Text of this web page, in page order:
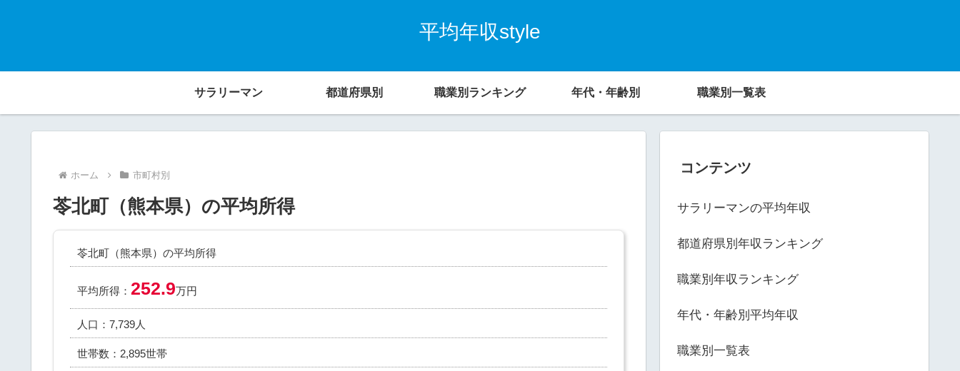
平均年収style
サラリーマン 都道府県別 職業別ランキング 年代・年齢別 職業別一覧表
ホーム 市町村別
苓北町（熊本県）の平均所得
苓北町（熊本県）の平均所得
平均所得： 252.9万円
人口：7,739人
世帯数：2,895世帯
コンテンツ
サラリーマンの平均年収
都道府県別年収ランキング
職業別年収ランキング
年代・年齢別平均年収
職業別一覧表